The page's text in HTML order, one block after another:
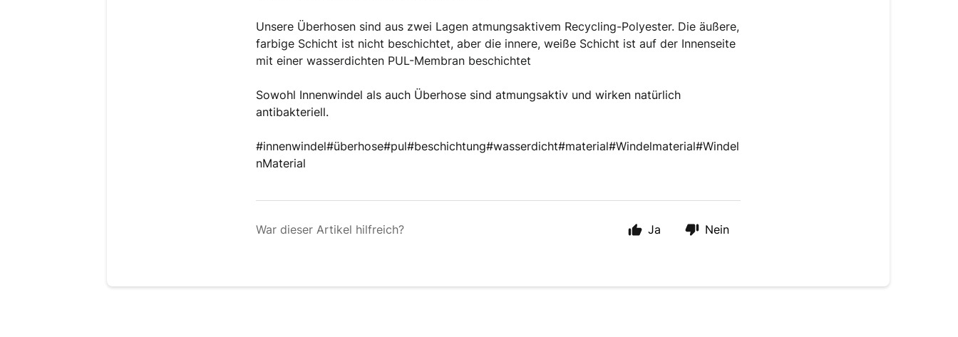
Unsere Überhosen sind aus zwei Lagen atmungsaktivem Recycling-Polyester. Die äußere,
farbige Schicht ist nicht beschichtet, aber die innere, weiße Schicht ist auf der Innenseite
mit einer wasserdichten PUL-Membran beschichtet
Sowohl Innenwindel als auch Überhose sind atmungsaktiv und wirken natürlich
antibakteriell.
#innenwindel#überhose#pul#beschichtung#wasserdicht#material#Windelmaterial#Windel
nMaterial
War dieser Artikel hilfreich? Ja Nein